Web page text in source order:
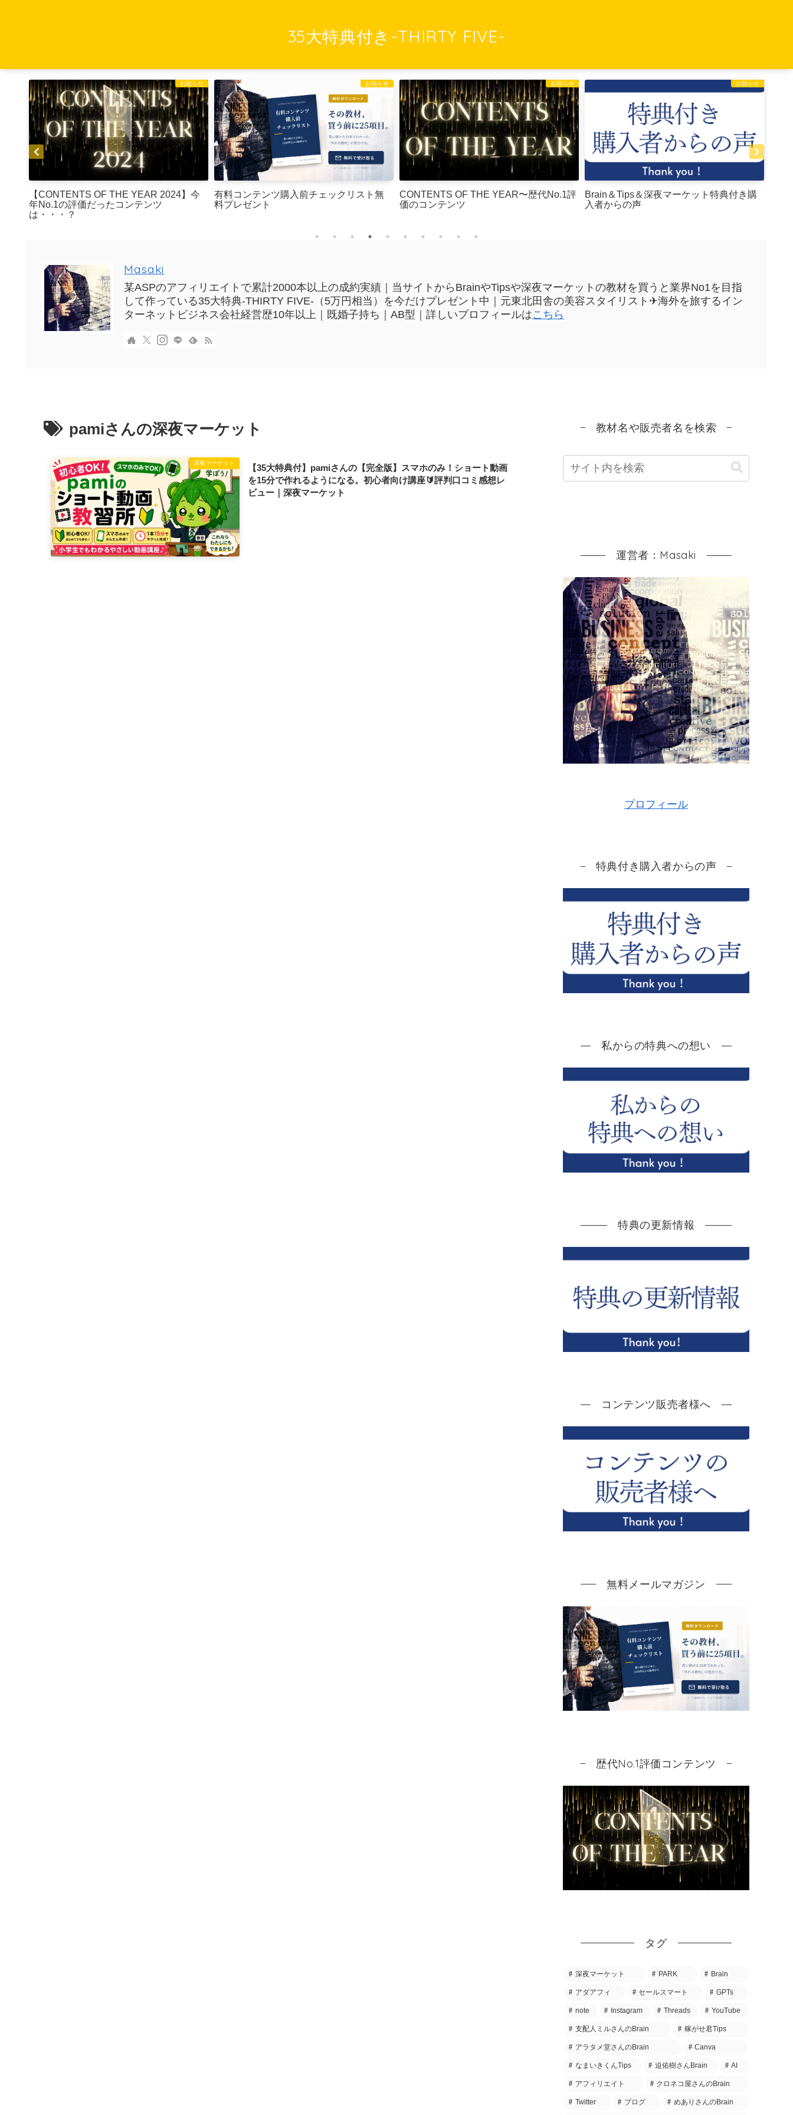
35大特典付き-THIRTY FIVE-
お知らせ
【CONTENTS OF THE YEAR 2024】今
年No.1の評価だったコンテンツ
は・・・？
お知らせ
有料コンテンツ購入前チェックリスト無
料プレゼント
お知らせ
CONTENTS OF THE YEAR〜歴代No.1評
価のコンテンツ
お知らせ
Brain＆Tips＆深夜マーケット特典付き購
入者からの声
Masaki
某ASPのアフィリエイトで累計2000本以上の成約実績｜当サイトからBrainやTipsや深夜マーケットの教材を買うと業界No1を目指
して作っている35大特典-THIRTY FIVE-（5万円相当）を今だけプレゼント中｜元東北田舎の美容スタイリスト✈海外を旅するイン
ターネットビジネス会社経営歴10年以上｜既婚子持ち｜AB型｜詳しいプロフィールはこちら
pamiさんの深夜マーケット
深夜マーケット
【35大特典付】pamiさんの【完全版】スマホのみ！ショート動画
を15分で作れるようになる。初心者向け講座🔰評判口コミ感想レ
ビュー｜深夜マーケット
教材名や販売者名を検索
運営者：Masaki
プロフィール
特典付き購入者からの声
私からの特典への想い
特典の更新情報
コンテンツ販売者様へ
無料メールマガジン
歴代No.1評価コンテンツ
タグ
深夜マーケット PARK Brain
アダアフィ セールスマート GPTs
note Instagram Threads YouTube
支配人ミルさんのBrain 稼がせ君Tips
アラタメ堂さんのBrain Canva
なまいきくんTips 迫佑樹さんBrain AI
アフィリエイト クロネコ屋さんのBrain
Twitter ブログ めありさんのBrain